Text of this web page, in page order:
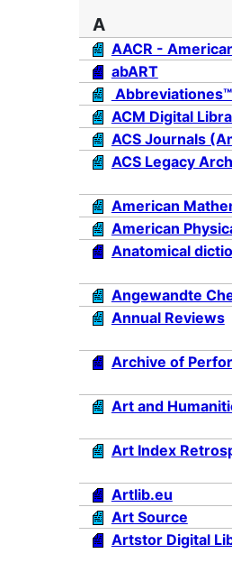
A
AACR -
abART
ACM Digital
ACS Journals
ACS Legacy
American
American
Anatomical
Angewandte
Annual Reviews
Archive of
Art and
Art Index
Artlib.eu
Art Source
Artstor Digital